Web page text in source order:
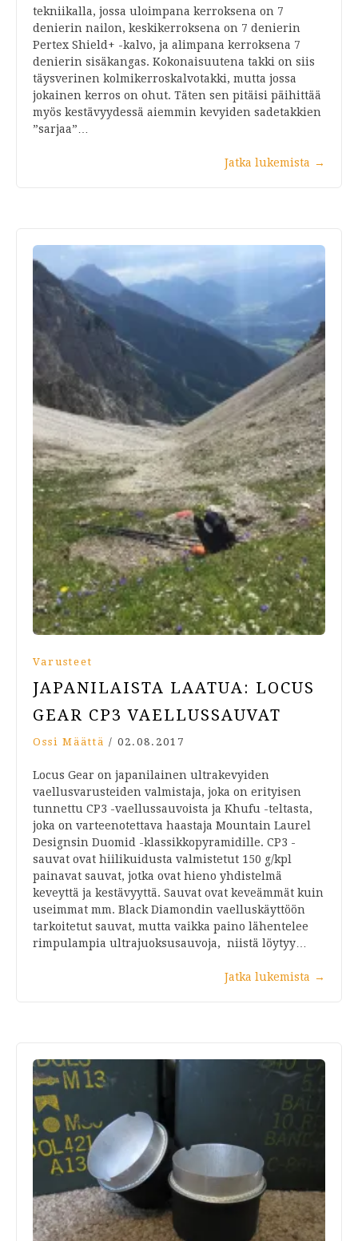
tekniikalla, jossa uloimpana kerroksena on 7
denierin nailon, keskikerroksena on 7 denierin
Pertex Shield+ -kalvo, ja alimpana kerroksena 7
denierin sisäkangas. Kokonaisuutena takki on siis
täysverinen kolmikerroskalvotakki, mutta jossa
jokainen kerros on ohut. Täten sen pitäisi päihittää
myös kestävyydessä aiemmin kevyiden sadetakkien
”sarjaa”…
Jatka lukemista →
Varusteet
JAPANILAISTA LAATUA: LOCUS
GEAR CP3 VAELLUSSAUVAT
Ossi Määttä / 02.08.2017
Locus Gear on japanilainen ultrakevyiden
vaellusvarusteiden valmistaja, joka on erityisen
tunnettu CP3 -vaellussauvoista ja Khufu -teltasta,
joka on varteenotettava haastaja Mountain Laurel
Designsin Duomid -klassikkopyramidille. CP3 -
sauvat ovat hiilikuidusta valmistetut 150 g/kpl
painavat sauvat, jotka ovat hieno yhdistelmä
keveyttä ja kestävyyttä. Sauvat ovat keveämmät kuin
useimmat mm. Black Diamondin vaelluskäyttöön
tarkoitetut sauvat, mutta vaikka paino lähentelee
rimpulampia ultrajuoksusauvoja, niistä löytyy…
Jatka lukemista →